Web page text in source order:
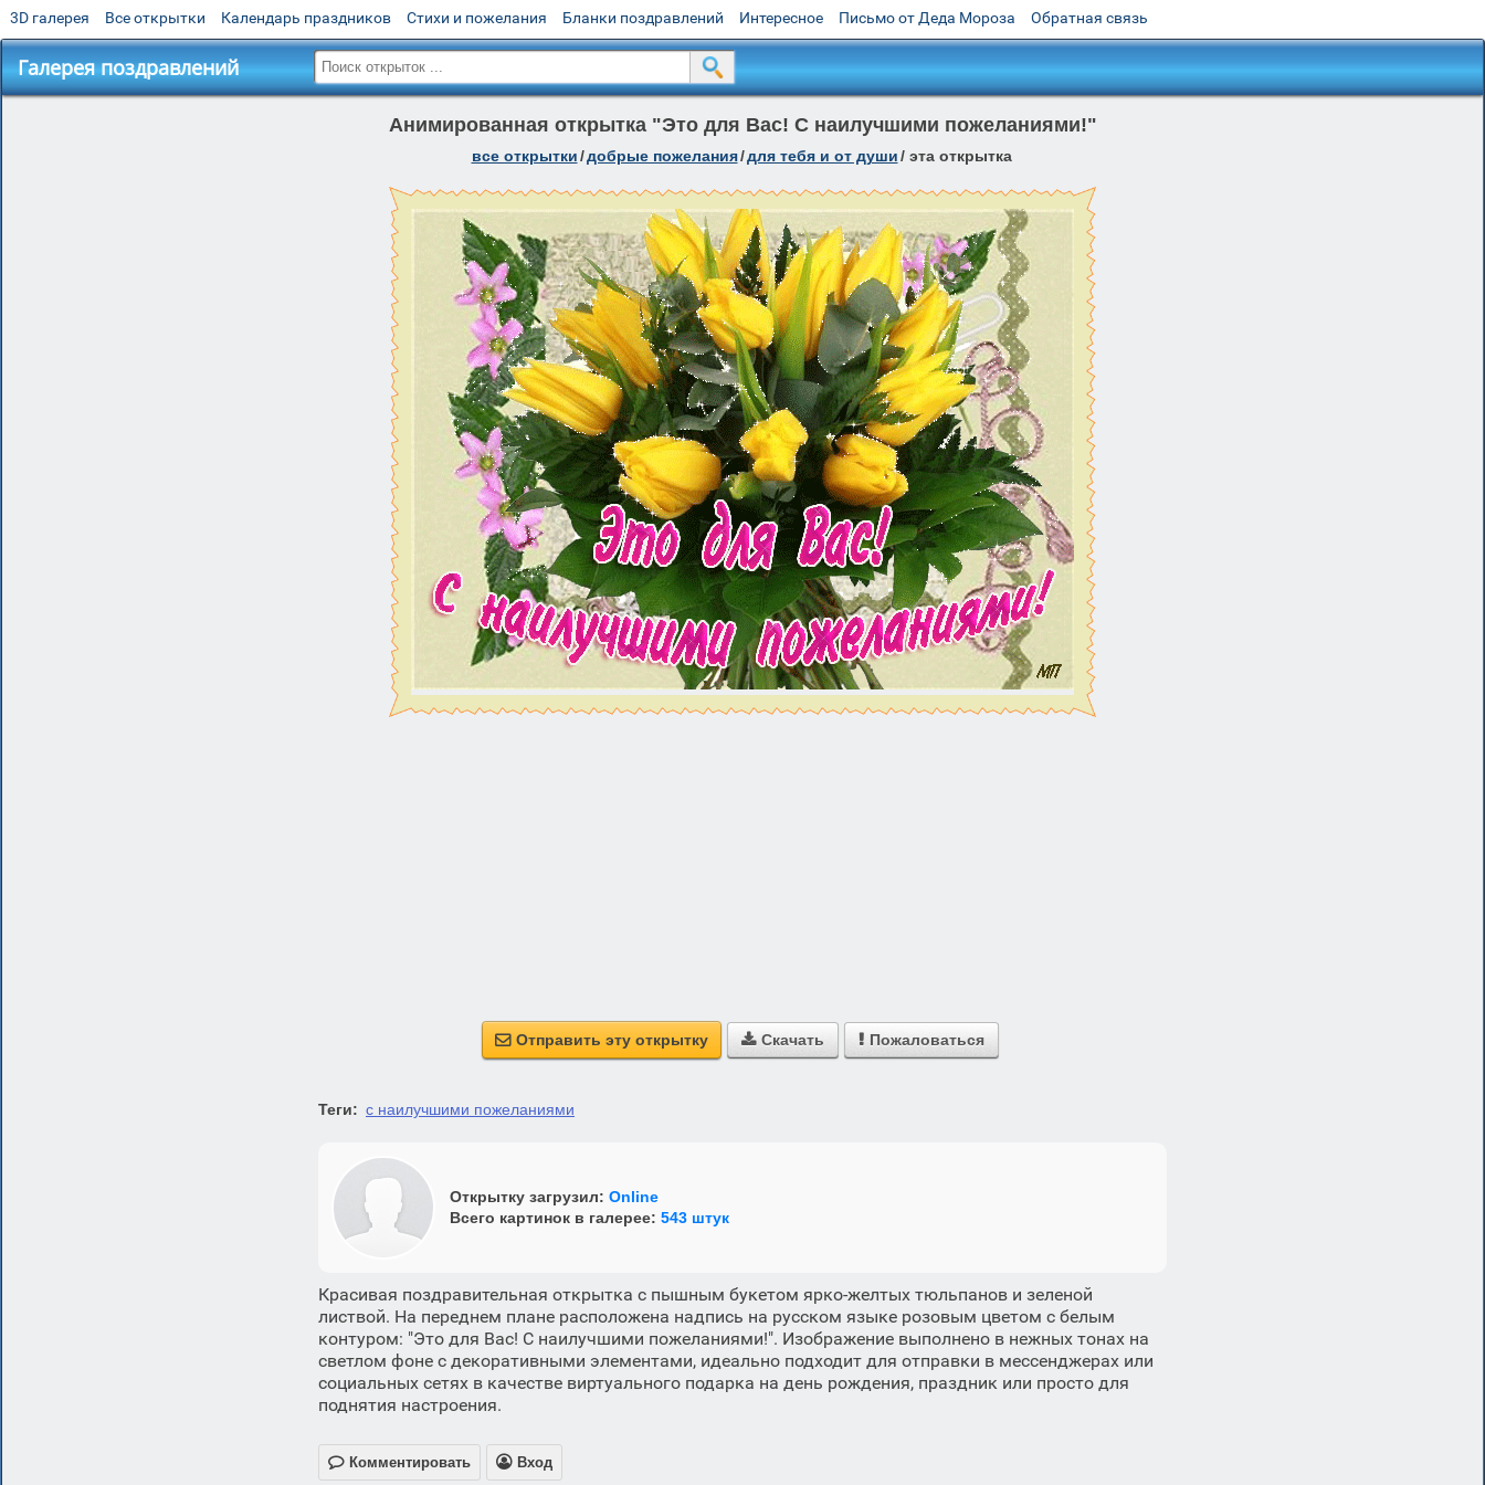
3D галерея Все открытки Календарь праздников Стихи и пожелания Бланки поздравлений Интересное Письмо от Деда Мороза Обратная связь
Галерея поздравлений
Анимированная открытка "Это для Вас! С наилучшими пожеланиями!"
все открытки/добрые пожелания/для тебя и от души/ эта открытка
 Отправить эту открытку  Скачать  Пожаловаться
Теги: с наилучшими пожеланиями
Открытку загрузил: Online
Всего картинок в галерее: 543 штук
Красивая поздравительная открытка с пышным букетом ярко-желтых тюльпанов и зеленой
листвой. На переднем плане расположена надпись на русском языке розовым цветом с белым
контуром: "Это для Вас! С наилучшими пожеланиями!". Изображение выполнено в нежных тонах на
светлом фоне с декоративными элементами, идеально подходит для отправки в мессенджерах или
социальных сетях в качестве виртуального подарка на день рождения, праздник или просто для
поднятия настроения.
 Комментировать  Вход